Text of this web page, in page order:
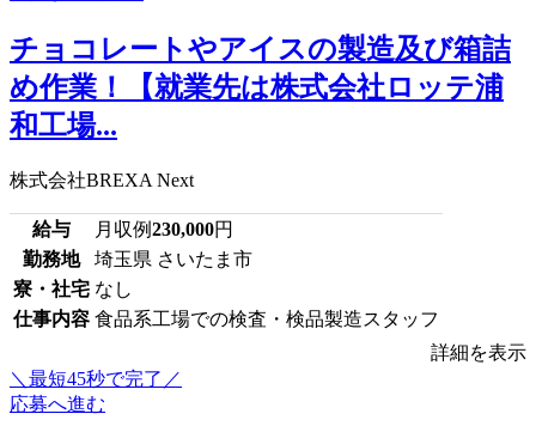
チョコレートやアイスの製造及び箱詰
め作業！【就業先は株式会社ロッテ浦
和工場...
株式会社BREXA Next
給与 月収例230,000円
勤務地
埼玉県 さいたま市
寮・社宅 なし
仕事内容 食品系工場での検査・検品製造スタッフ
詳細を表示
＼最短45秒で完了／
応募へ進む